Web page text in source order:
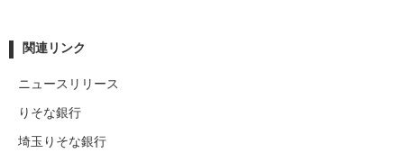
関連リンク
ニュースリリース
りそな銀行
埼玉りそな銀行